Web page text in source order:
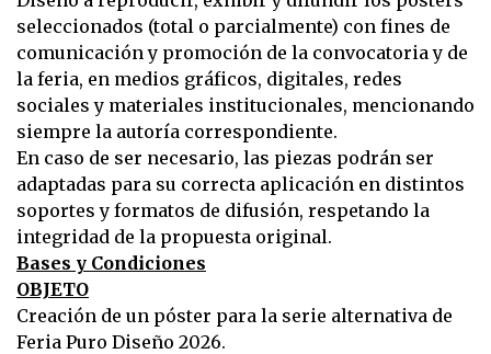
seleccionados (total o parcialmente) con fines de
comunicación y promoción de la convocatoria y de
la feria, en medios gráficos, digitales, redes
sociales y materiales institucionales, mencionando
siempre la autoría correspondiente.
En caso de ser necesario, las piezas podrán ser
adaptadas para su correcta aplicación en distintos
soportes y formatos de difusión, respetando la
integridad de la propuesta original.
Bases y Condiciones
OBJETO
Creación de un póster para la serie alternativa de
Feria Puro Diseño 2026.